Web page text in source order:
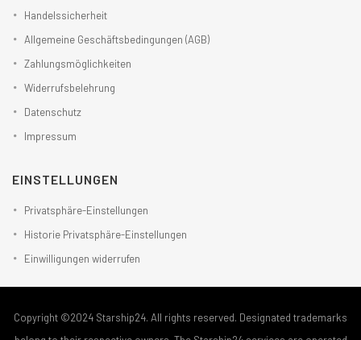
Handelssicherheit
Allgemeine Geschäftsbedingungen (AGB)
Zahlungsmöglichkeiten
Widerrufsbelehrung
Datenschutz
Impressum
EINSTELLUNGEN
Privatsphäre-Einstellungen
Historie Privatsphäre-Einstellungen
Einwilligungen widerrufen
Copyright ©2024 Starship24. All rights reserved. Designated trademarks